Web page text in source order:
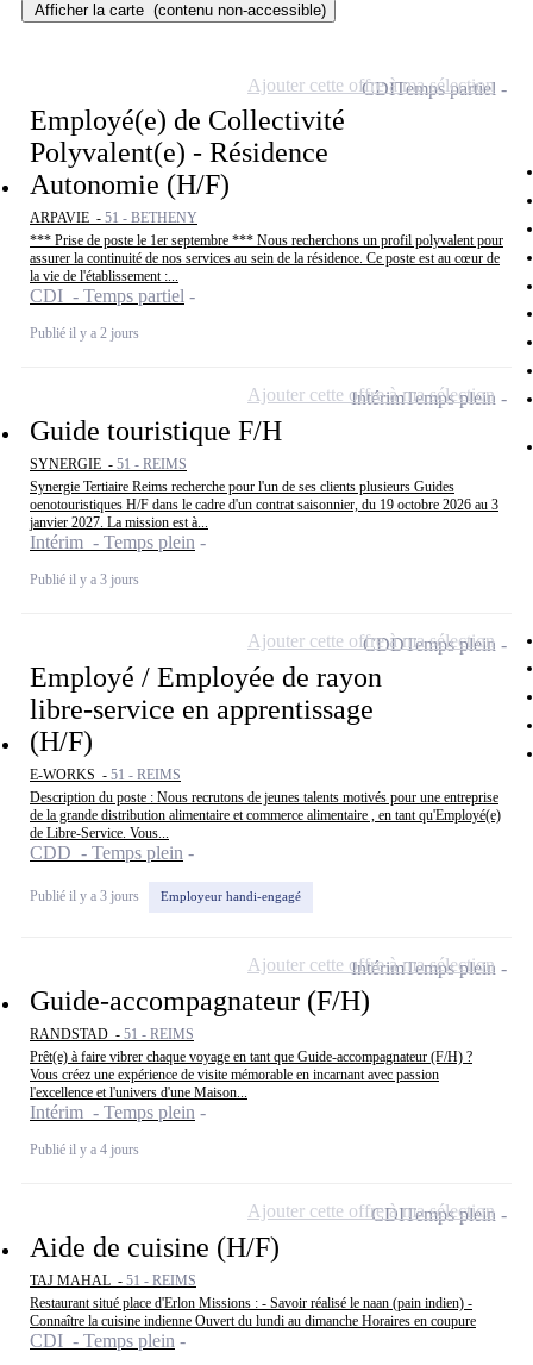
Afficher la carte (contenu non-accessible)
Employé(e) de Collectivité
Polyvalent(e) - Résidence
Autonomie (H/F)
ARPAVIE - 51 - BETHENY
*** Prise de poste le 1er septembre *** Nous recherchons un profil polyvalent pour
assurer la continuité de nos services au sein de la résidence. Ce poste est au cœur de
la vie de l'établissement :...
CDI - Temps partiel
Publié il y a 2 jours
CDITemps partiel
Ajouter cette offre à ma sélection
Guide touristique F/H
SYNERGIE - 51 - REIMS
Synergie Tertiaire Reims recherche pour l'un de ses clients plusieurs Guides
oenotouristiques H/F dans le cadre d'un contrat saisonnier, du 19 octobre 2026 au 3
janvier 2027. La mission est à...
Intérim - Temps plein
Publié il y a 3 jours
IntérimTemps plein
Ajouter cette offre à ma sélection
Employé / Employée de rayon
libre-service en apprentissage
(H/F)
E-WORKS - 51 - REIMS
Description du poste : Nous recrutons de jeunes talents motivés pour une entreprise
de la grande distribution alimentaire et commerce alimentaire , en tant qu'Employé(e)
de Libre-Service. Vous...
CDD - Temps plein
Publié il y a 3 jours Employeur handi-engagé
CDDTemps plein
Ajouter cette offre à ma sélection
Guide-accompagnateur (F/H)
RANDSTAD - 51 - REIMS
Prêt(e) à faire vibrer chaque voyage en tant que Guide-accompagnateur (F/H) ?
Vous créez une expérience de visite mémorable en incarnant avec passion
l'excellence et l'univers d'une Maison...
Intérim - Temps plein
Publié il y a 4 jours
IntérimTemps plein
Ajouter cette offre à ma sélection
Aide de cuisine (H/F)
TAJ MAHAL - 51 - REIMS
Restaurant situé place d'Erlon Missions : - Savoir réalisé le naan (pain indien) -
Connaître la cuisine indienne Ouvert du lundi au dimanche Horaires en coupure
CDI - Temps plein
CDITemps plein
Ajouter cette offre à ma sélection